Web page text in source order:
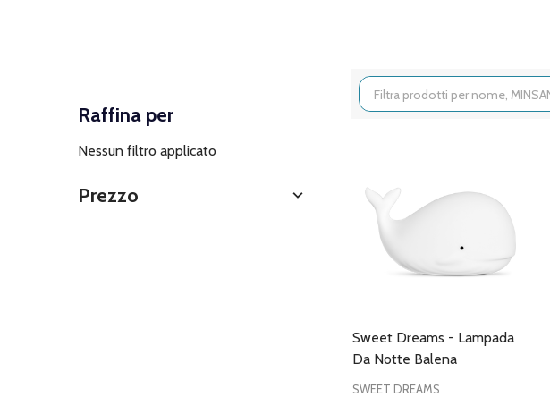
Filtra
per
Raffina per
Nessun filtro applicato
Prezzo
Sweet Dreams - Lampada
Da Notte Balena
SWEET DREAMS